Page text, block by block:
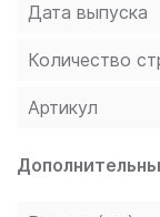
Дата выпуска
Количество
Артикул